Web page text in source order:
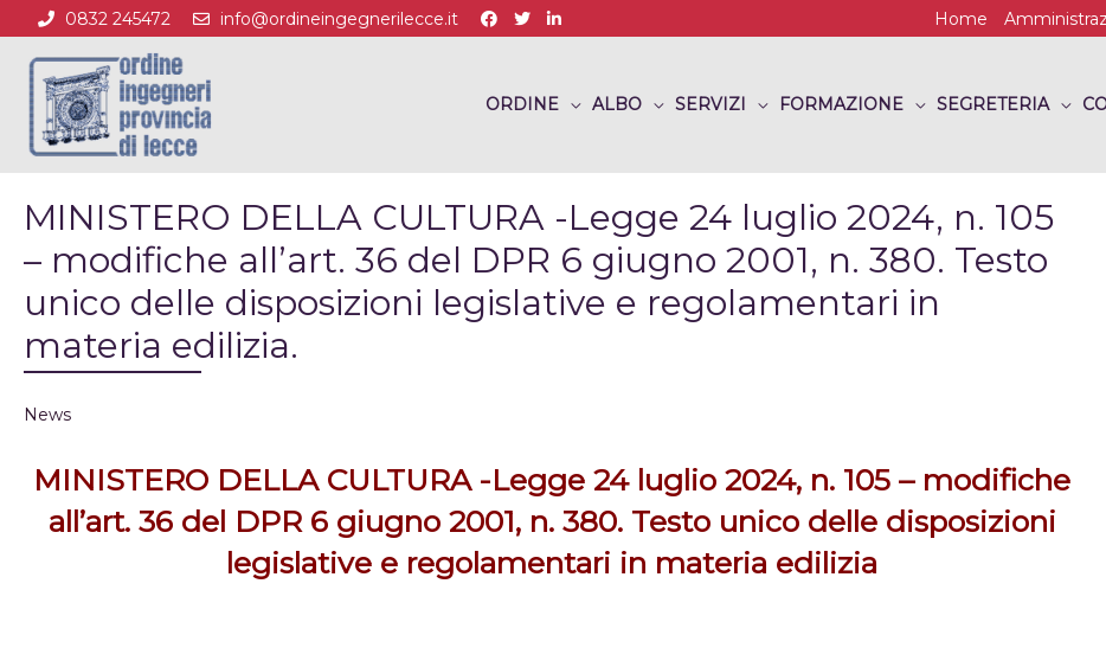
0832 245472 info@ordineingegnerilecce.it Home
ORDINE ALBO SERVIZI FORMAZIONE SEGRETERIA
MINISTERO DELLA CULTURA -Legge 24 luglio 2024, n. 105
– modifiche all’art. 36 del DPR 6 giugno 2001, n. 380. Testo
unico delle disposizioni legislative e regolamentari in
materia edilizia.
News
MINISTERO DELLA CULTURA -Legge 24 luglio 2024, n. 105 – modifiche
all’art. 36 del DPR 6 giugno 2001, n. 380. Testo unico delle disposizioni
legislative e regolamentari in materia edilizia